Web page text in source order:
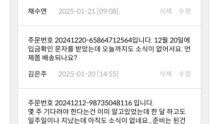
채수연
2025-01-21 [09:08] 삭제 수정
제쯤 배송되나요?
김은주
2025-01-20 [14:55] 삭제 수정
주문번호 20241212-98735048116 입니다.